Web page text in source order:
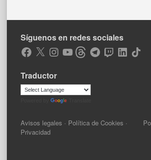
Síguenos en redes sociales
Facebook
X Instagram
YouTubeThreadsTelegramTwitchLinkedIn
TikTok
Traductor
Avisos legales · Política de Cookies ·
Privacidad